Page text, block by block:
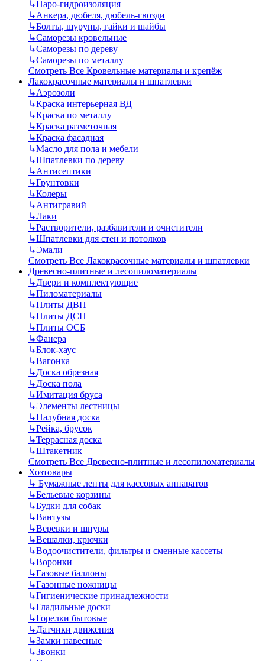
↳Паро-гидроизоляция
↳Анкера, дюбеля, дюбель-гвозди
↳Болты, шурупы, гайки и шайбы
↳Саморезы кровельные
↳Саморезы по дереву
↳Саморезы по металлу
Смотреть Все Кровельные материалы и крепёж
Лакокрасочные материалы и шпатлевки
↳Аэрозоли
↳Краска интерьерная ВД
↳Краска по металлу
↳Краска разметочная
↳Краска фасадная
↳Масло для пола и мебели
↳Шпатлевки по дереву
↳Антисептики
↳Грунтовки
↳Колеры
↳Антигравий
↳Лаки
↳Растворители, разбавители и очистители
↳Шпатлевки для стен и потолков
↳Эмали
Смотреть Все Лакокрасочные материалы и шпатлевки
Древесно-плитные и лесопиломатериалы
↳Двери и комплектующие
↳Пиломатериалы
↳Плиты ДВП
↳Плиты ДСП
↳Плиты ОСБ
↳Фанера
↳Блок-хаус
↳Вагонка
↳Доска обрезная
↳Доска пола
↳Имитация бруса
↳Элементы лестницы
↳Палубная доска
↳Рейка, брусок
↳Террасная доска
↳Штакетник
Смотреть Все Древесно-плитные и лесопиломатериалы
Хозтовары
↳ Бумажные ленты для кассовых аппаратов
↳Бельевые корзины
↳Будки для собак
↳Вантузы
↳Веревки и шнуры
↳Вешалки, крючки
↳Водоочистители, фильтры и сменные кассеты
↳Воронки
↳Газовые баллоны
↳Газонные ножницы
↳Гигиенические принадлежности
↳Гладильные доски
↳Горелки бытовые
↳Датчики движения
↳Замки навесные
↳Звонки